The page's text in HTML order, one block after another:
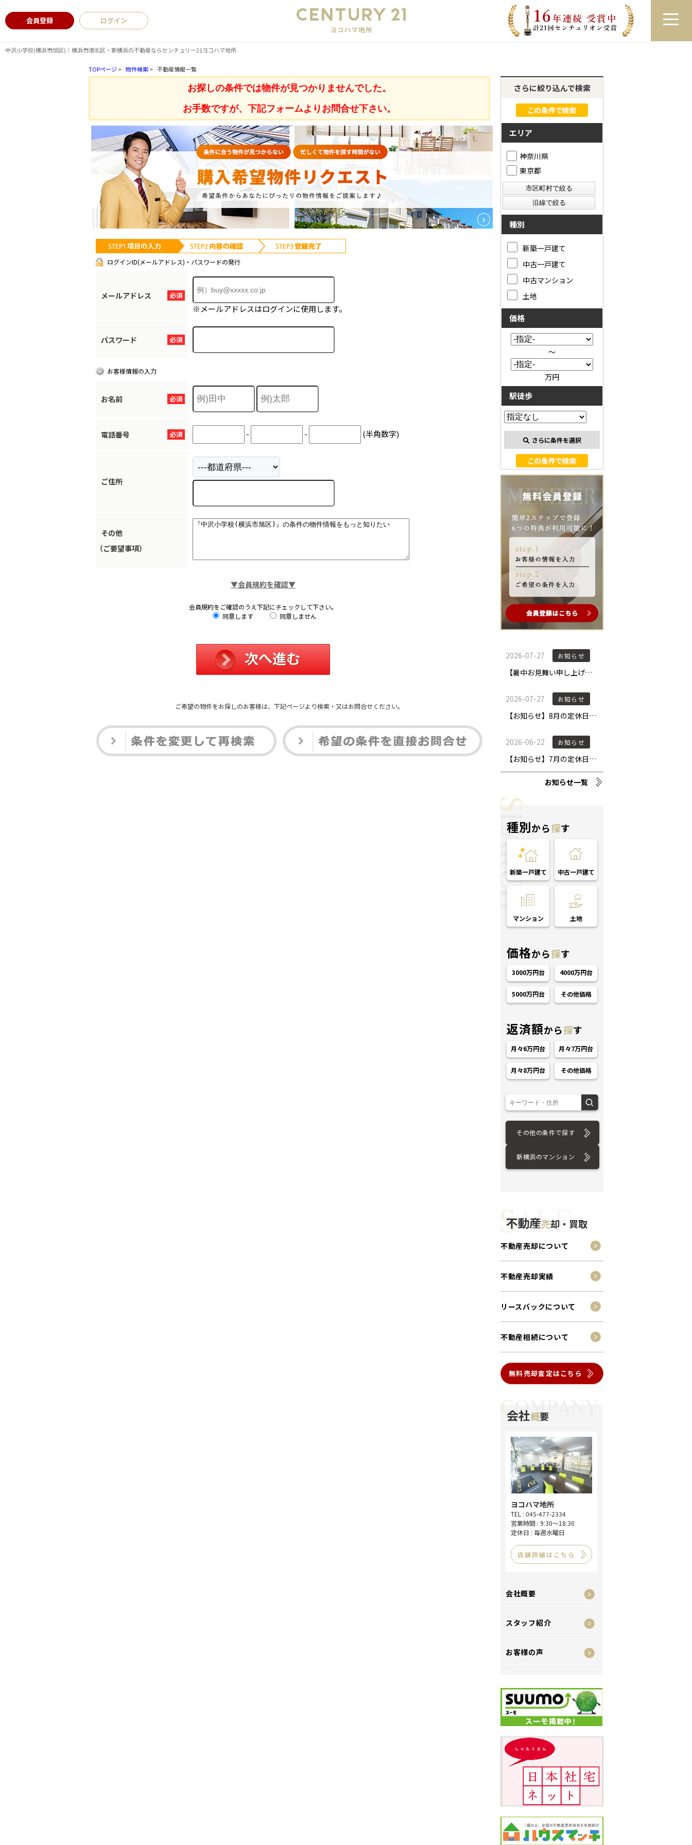
中沢小学校(横浜市旭区)｜横浜市港北区・新横浜の不動産ならセンチュリー21ヨコハマ地所
会員登録 ログイン ログイン 来店予約 LINEで相談
TOPページ> 物件検索> 不動産情報一覧
お探しの条件では物件が見つかりませんでした。
お手数ですが、下記フォームよりお問合せ下さい。
ログインID(メールアドレス)・パスワードの発行
必須
メールアドレス
※メールアドレスはログインに使用します。
必須
パスワード
お客様情報の入力
必須
お名前
必須
電話番号 - - (半角数字)
ご住所
その他
（ご要望事項）
▼会員規約を確認▼
会員規約をご確認のうえ下記にチェックして下さい。
同意します
同意しません
ご希望の物件をお探しのお客様は、下記ページより検索・又はお問合せください。
さらに絞り込んで検索
エリア
神奈川県
東京都
種別
新築一戸建て
中古一戸建て
中古マンション
土地
価格
～
万円
駅徒歩
さらに条件を選択
お知らせ一覧
種別から探す
新築一戸建て 中古一戸建て
マンション 土地
価格から探す
3000万円台 4000万円台
5000万円台 その他価格
返済額から探す
月々6万円台 月々7万円台
月々8万円台 その他価格
その他の条件で探す
新横浜のマンション
不動産売却・買取
不動産売却について
不動産売却実績
リースバックについて
不動産相続について
無料売却査定はこちら
会社概要
ヨコハマ地所
TEL : 045-477-2334
営業時間 : 9:30～18:30
定休日 : 毎週水曜日
店舗詳細はこちら
会社概要
スタッフ紹介
お客様の声